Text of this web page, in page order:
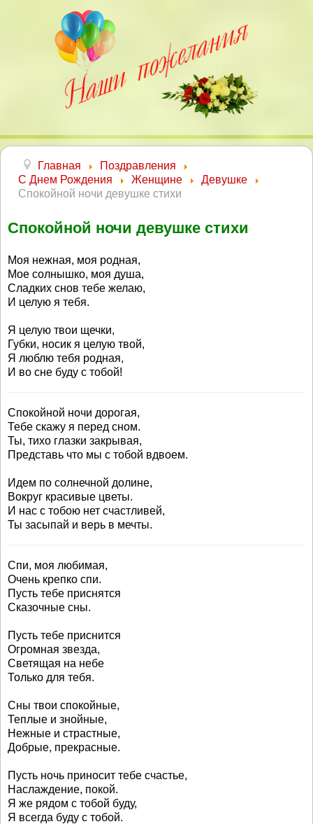
Главная
Поздравления
С Днем Рождения
Женщине
Девушке
Спокойной ночи девушке стихи
Спокойной ночи девушке стихи
Моя нежная, моя родная,
Мое солнышко, моя душа,
Сладких снов тебе желаю,
И целую я тебя.
Я целую твои щечки,
Губки, носик я целую твой,
Я люблю тебя родная,
И во сне буду с тобой!
Спокойной ночи дорогая,
Тебе скажу я перед сном.
Ты, тихо глазки закрывая,
Представь что мы с тобой вдвоем.
Идем по солнечной долине,
Вокруг красивые цветы.
И нас с тобою нет счастливей,
Ты засыпай и верь в мечты.
Спи, моя любимая,
Очень крепко спи.
Пусть тебе приснятся
Сказочные сны.
Пусть тебе приснится
Огромная звезда,
Светящая на небе
Только для тебя.
Сны твои спокойные,
Теплые и знойные,
Нежные и страстные,
Добрые, прекрасные.
Пусть ночь приносит тебе счастье,
Наслаждение, покой.
Я же рядом с тобой буду,
Я всегда буду с тобой.